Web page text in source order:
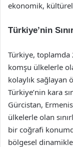
ekonomik,
Türkiye’nin
Türkiye, toplamda
komşu ülkelerle
kolaylık sağlayan
Türkiye’nin kara
Gürcistan,
ülkelerle olan
bir coğrafi
bölgesel